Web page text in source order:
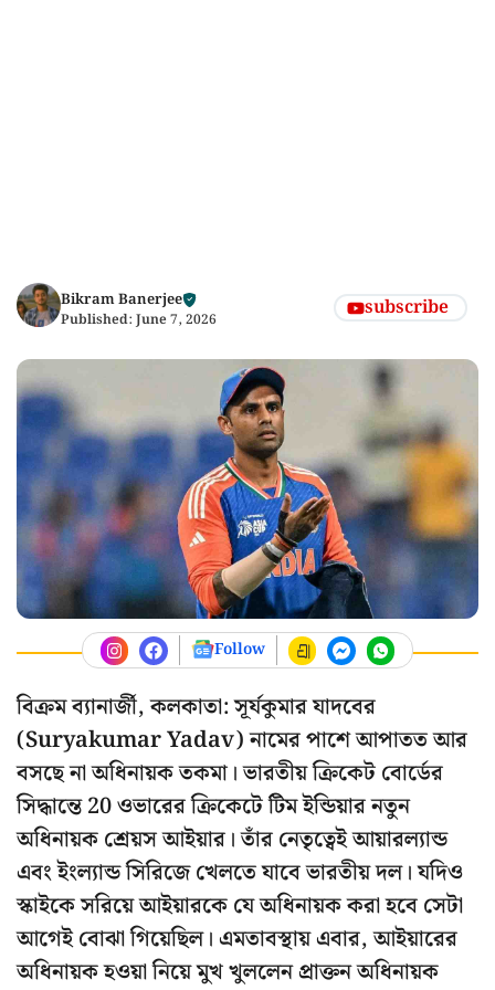
Bikram Banerjee
Published: June 7, 2026 subscribe
Follow
বিক্রম ব্যানার্জী, কলকাতা: সূর্যকুমার যাদবের
(Suryakumar Yadav) নামের পাশে আপাতত আর
বসছে না অধিনায়ক তকমা। ভারতীয় ক্রিকেট বোর্ডের
সিদ্ধান্তে 20 ওভারের ক্রিকেটে টিম ইন্ডিয়ার নতুন
অধিনায়ক শ্রেয়স আইয়ার। তাঁর নেতৃত্বেই আয়ারল্যান্ড
এবং ইংল্যান্ড সিরিজে খেলতে যাবে ভারতীয় দল। যদিও
স্কাইকে সরিয়ে আইয়ারকে যে অধিনায়ক করা হবে সেটা
আগেই বোঝা গিয়েছিল। এমতাবস্থায় এবার, আইয়ারের
অধিনায়ক হওয়া নিয়ে মুখ খুললেন প্রাক্তন অধিনায়ক